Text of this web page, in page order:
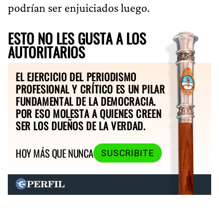
podrían ser enjuiciados luego.
ESTO NO LES GUSTA A LOS
AUTORITARIOS
EL EJERCICIO DEL PERIODISMO
PROFESIONAL Y CRÍTICO ES UN PILAR
FUNDAMENTAL DE LA DEMOCRACIA.
POR ESO MOLESTA A QUIENES CREEN
SER LOS DUEÑOS DE LA VERDAD.
HOY MÁS QUE NUNCA
SUSCRIBITE